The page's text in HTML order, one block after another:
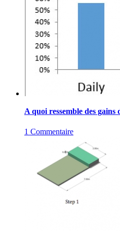
A quoi ressemble des
1 Commentaire